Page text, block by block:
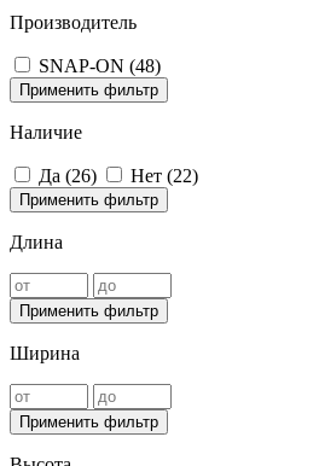
Производитель
SNAP-ON (48)
Применить фильтр
Наличие
Да (26) Нет (22)
Применить фильтр
Длина
Применить фильтр
Ширина
Применить фильтр